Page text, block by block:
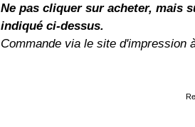
Ne pas cliquer sur acheter, mais
indiqué ci-dessus.
Commande via le site d'impression